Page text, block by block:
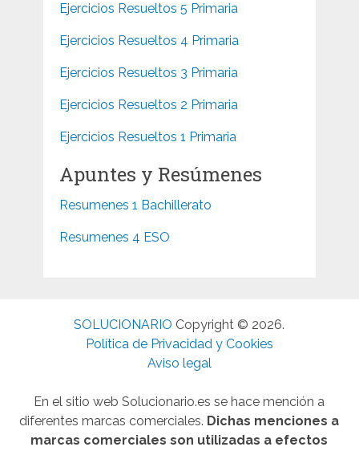
Ejercicios Resueltos 5 Primaria
Ejercicios Resueltos 4 Primaria
Ejercicios Resueltos 3 Primaria
Ejercicios Resueltos 2 Primaria
Ejercicios Resueltos 1 Primaria
Apuntes y Resúmenes
Resumenes 1 Bachillerato
Resumenes 4 ESO
SOLUCIONARIO Copyright © 2026.
Política de Privacidad y Cookies
Aviso legal
En el sitio web Solucionario.es se hace mención a
diferentes marcas comerciales. Dichas menciones a
marcas comerciales son utilizadas a efectos